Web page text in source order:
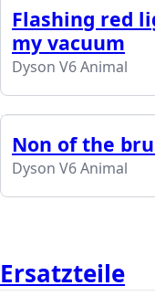
Flashing red
my vacuum
Dyson V6 Animal
Non of the
Dyson V6 Animal
Ersatzteile